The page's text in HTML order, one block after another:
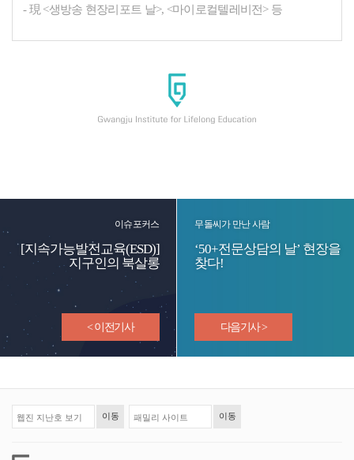
- 現 <생방송 현장리포트 날>, <마이로컬텔레비전> 등
이슈포커스
[지속가능발전교육(ESD)]
지구인의 북살롱
< 이전기사
무돌씨가 만난 사람
‘50+전문상담의 날’ 현장을
찾다!
다음기사 >